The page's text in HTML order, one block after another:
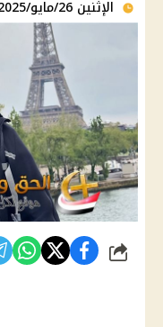
الإثنين 26/مايو/2025 - 09:11 م
شارك